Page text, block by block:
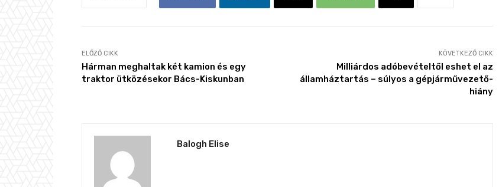
ELŐZŐ CIKK
Hárman meghaltak két kamion és egy
traktor ütközésekor Bács-Kiskunban
KÖVETKEZŐ CIKK
Milliárdos adóbevételtől eshet el az
államháztartás – súlyos a gépjárművezető-
hiány
Balogh Elise